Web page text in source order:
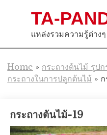
TA-
แหล่งรวมความรู้ต่าง
Home » กระถางต้นไม้ รูปก
กระถางในการปลูกต้นไม้ »
กระถางต้นไม้-19